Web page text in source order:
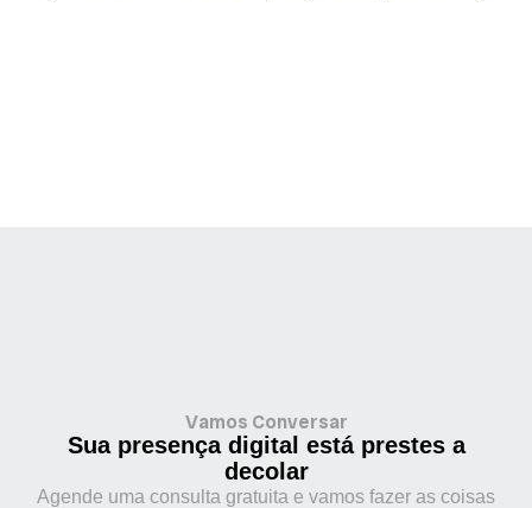
Vamos Conversar
Sua presença digital está prestes a
decolar
Agende uma consulta gratuita e vamos fazer as coisas